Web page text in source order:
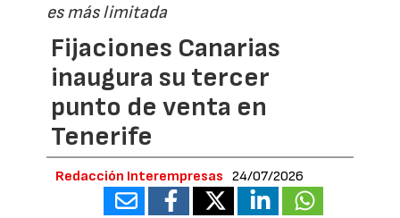
es más limitada
Fijaciones Canarias
inaugura su tercer
punto de venta en
Tenerife
Redacción Interempresas 24/07/2026